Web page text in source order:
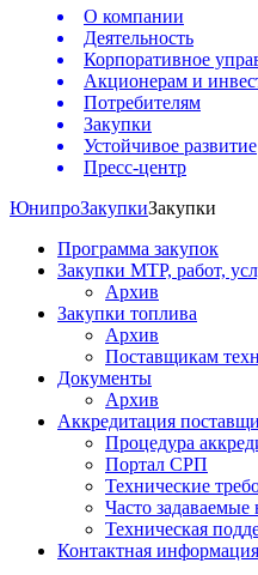
О компании
Деятельность
Корпоративное
Акционерам и
Потребителям
Закупки
Устойчивое развитие
Пресс-центр
ЮнипроЗакупкиЗакупки
Программа закупок
Закупки МТР, работ,
Архив
Закупки топлива
Архив
Поставщикам
Документы
Архив
Аккредитация
Процедура
Портал СРП
Технические
Часто задаваемые
Техническая
Контактная информация